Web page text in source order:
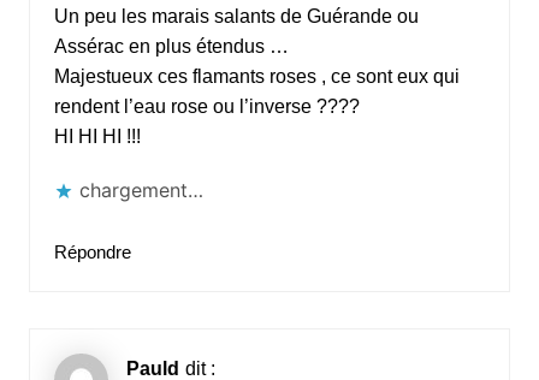
Un peu les marais salants de Guérande ou
Assérac en plus étendus …
Majestueux ces flamants roses , ce sont eux qui
rendent l’eau rose ou l’inverse ????
HI HI HI !!!
chargement…
Répondre
Pauld dit :